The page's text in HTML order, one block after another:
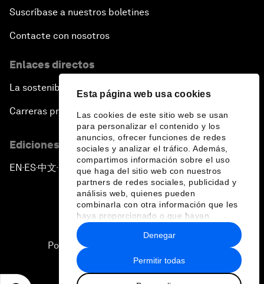
Esta página web usa cookies
Las cookies de este sitio web se usan
para personalizar el contenido y los
anuncios, ofrecer funciones de redes
sociales y analizar el tráfico. Además,
compartimos información sobre el uso
que haga del sitio web con nuestros
partners de redes sociales, publicidad y
análisis web, quienes pueden
combinarla con otra información que les
haya proporcionado o que hayan
recopilado a partir del uso que haya
hecho de sus servicios.
Permitir todas
Denegar
Suscríbase a nuestros boletines
Contacte con nosotros
Enlaces directos
La sostenibilidad en el Foro
Carreras profesionales
Ediciones en otros idiomas
EN ▪ES▪中文▪ 日本語
Política de privacidad y normas de uso
Sitemap